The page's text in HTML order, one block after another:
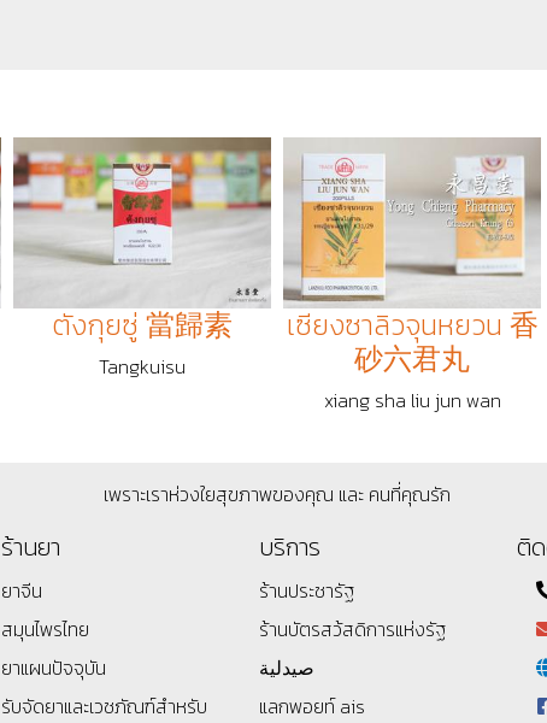
ตังกุยซู่ 當歸素
Tangkuisu
เซียงซาลิวจุนหยวน 香
砂六君丸
xiang sha liu jun wan
เพราะเราห่วงใยสุขภาพของคุณ และ คนที่คุณรัก
ร้านยา
ยาจีน
สมุนไพรไทย
ยาแผนปัจจุบัน
รับจัดยาและเวชภัณฑ์สำหรับ
บริการ
ร้านประชารัฐ
ร้านบัตรสว้สดิการแห่งรัฐ
صيدلية
แลกพอยท์ ais
ติ